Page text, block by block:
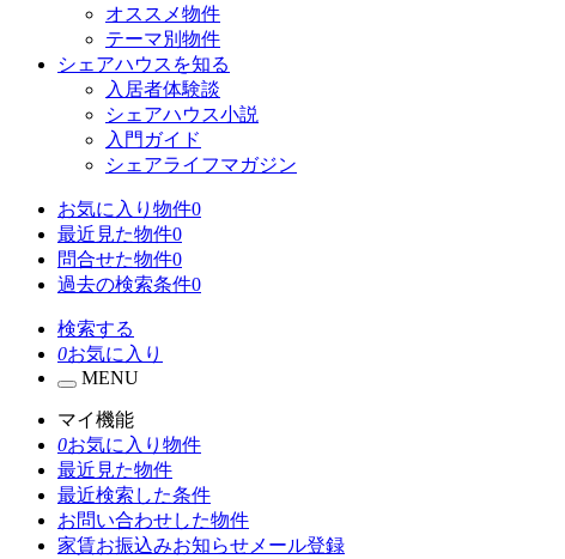
オススメ物件
テーマ別物件
シェアハウスを知る
入居者体験談
シェアハウス小説
入門ガイド
シェアライフマガジン
お気に入り物件0
最近見た物件0
問合せた物件0
過去の検索条件0
検索する
0お気に入り
MENU
マイ機能
0お気に入り物件
最近見た物件
最近検索した条件
お問い合わせした物件
家賃お振込みお知らせメール登録